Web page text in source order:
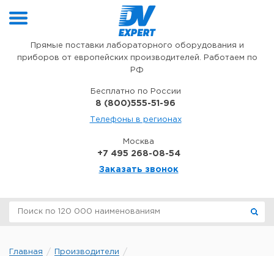
Прямые поставки лабораторного оборудования и
приборов от европейских производителей. Работаем по
РФ
Бесплатно по России
8 (800)555-51-96
Телефоны в регионах
Москва
+7 495 268-08-54
Заказать звонок
Главная
Производители